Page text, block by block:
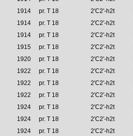
1914 pr. T 18 2'C2'-h2t
1914 pr. T 18 2'C2'-h2t
1914 pr. T 18 2'C2'-h2t
1915 pr. T 18 2'C2'-h2t
1920 pr. T 18 2'C2'-h2t
1922 pr. T 18 2'C2'-h2t
1922 pr. T 18 2'C2'-h2t
1922 pr. T 18 2'C2'-h2t
1924 pr. T 18 2'C2'-h2t
1924 pr. T 18 2'C2'-h2t
1924 pr. T 18 2'C2'-h2t